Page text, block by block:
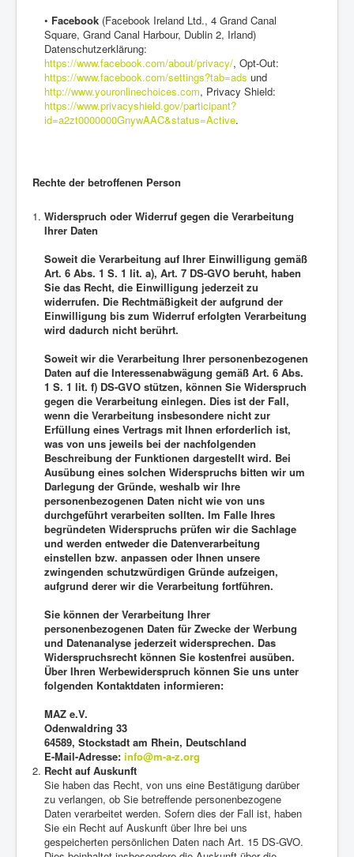
• Facebook (Facebook Ireland Ltd., 4 Grand Canal
Square, Grand Canal Harbour, Dublin 2, Irland)
Datenschutzerklärung:
https://www.facebook.com/about/privacy/, Opt-Out:
https://www.facebook.com/settings?tab=ads und
http://www.youronlinechoices.com, Privacy Shield:
https://www.privacyshield.gov/participant?
id=a2zt0000000GnywAAC&status=Active.
Rechte der betroffenen Person
Widerspruch oder Widerruf gegen die Verarbeitung
Ihrer Daten
Soweit die Verarbeitung auf Ihrer Einwilligung gemäß
Art. 6 Abs. 1 S. 1 lit. a), Art. 7 DS-GVO beruht, haben
Sie das Recht, die Einwilligung jederzeit zu
widerrufen. Die Rechtmäßigkeit der aufgrund der
Einwilligung bis zum Widerruf erfolgten Verarbeitung
wird dadurch nicht berührt.
Soweit wir die Verarbeitung Ihrer personenbezogenen
Daten auf die Interessenabwägung gemäß Art. 6 Abs.
1 S. 1 lit. f) DS-GVO stützen, können Sie Widerspruch
gegen die Verarbeitung einlegen. Dies ist der Fall,
wenn die Verarbeitung insbesondere nicht zur
Erfüllung eines Vertrags mit Ihnen erforderlich ist,
was von uns jeweils bei der nachfolgenden
Beschreibung der Funktionen dargestellt wird. Bei
Ausübung eines solchen Widerspruchs bitten wir um
Darlegung der Gründe, weshalb wir Ihre
personenbezogenen Daten nicht wie von uns
durchgeführt verarbeiten sollten. Im Falle Ihres
begründeten Widerspruchs prüfen wir die Sachlage
und werden entweder die Datenverarbeitung
einstellen bzw. anpassen oder Ihnen unsere
zwingenden schutzwürdigen Gründe aufzeigen,
aufgrund derer wir die Verarbeitung fortführen.
Sie können der Verarbeitung Ihrer
personenbezogenen Daten für Zwecke der Werbung
und Datenanalyse jederzeit widersprechen. Das
Widerspruchsrecht können Sie kostenfrei ausüben.
Über Ihren Werbewiderspruch können Sie uns unter
folgenden Kontaktdaten informieren:
MAZ e.V.
Odenwaldring 33
64589, Stockstadt am Rhein, Deutschland
E-Mail-Adresse: info@m-a-z.org
Recht auf Auskunft
Sie haben das Recht, von uns eine Bestätigung darüber
zu verlangen, ob Sie betreffende personenbezogene
Daten verarbeitet werden. Sofern dies der Fall ist, haben
Sie ein Recht auf Auskunft über Ihre bei uns
gespeicherten persönlichen Daten nach Art. 15 DS-GVO.